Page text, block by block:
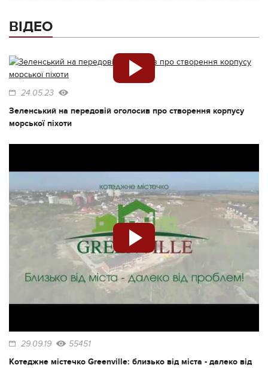
ВІДЕО
24.05.23
Зеленський на передовій оголосив про створення корпусу
морської піхоти
29.09.19 55451
Котеджне містечко Greenville: близько від міста - далеко від